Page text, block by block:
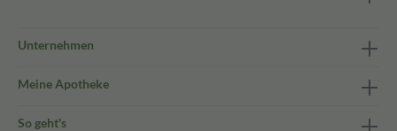
Unternehmen
Meine Apotheke
So geht's